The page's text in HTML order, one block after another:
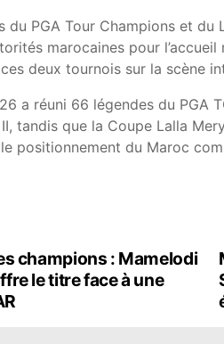
du PGA Tour Champions et
marocaines pour
deux tournois sur la scène
a réuni 66 légendes du PGA
tandis que la Coupe Lalla
positionnement du Maroc
champions : Mamelodi
le titre face à une